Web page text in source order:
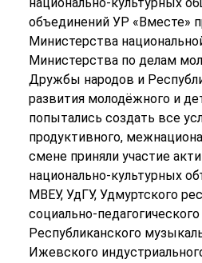
национально-культурных
объединений УР «Вместе»
Министерства
Министерства по делам
Дружбы народов и
развития молодёжного и
попытались создать все
продуктивного,
смене приняли участие
национально-культурных
МВЕУ, УдГУ, Удмуртского
социально-
Республиканского
Ижевского